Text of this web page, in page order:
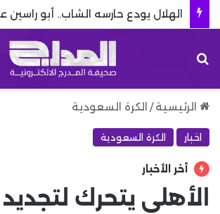
الرئيسية / الكرة السعودية
اخبار الكرة السعودية
أخر الأخبار
الأهلي يتحرك